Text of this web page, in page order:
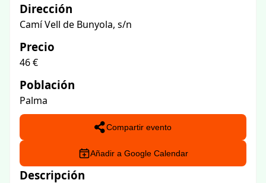
Dirección
Camí Vell de Bunyola, s/n
Precio
46 €
Población
Palma
Compartir evento
Añadir a Google Calendar
Descripción